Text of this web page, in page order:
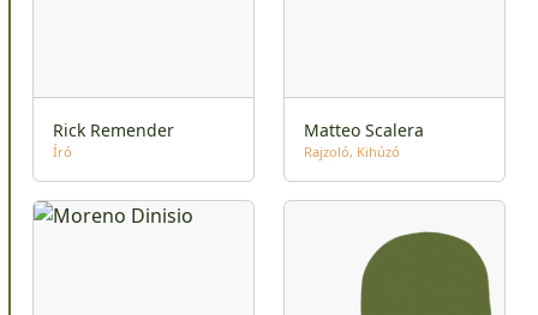
Rick Remender
Író
Matteo Scalera
Rajzoló Kihúzó